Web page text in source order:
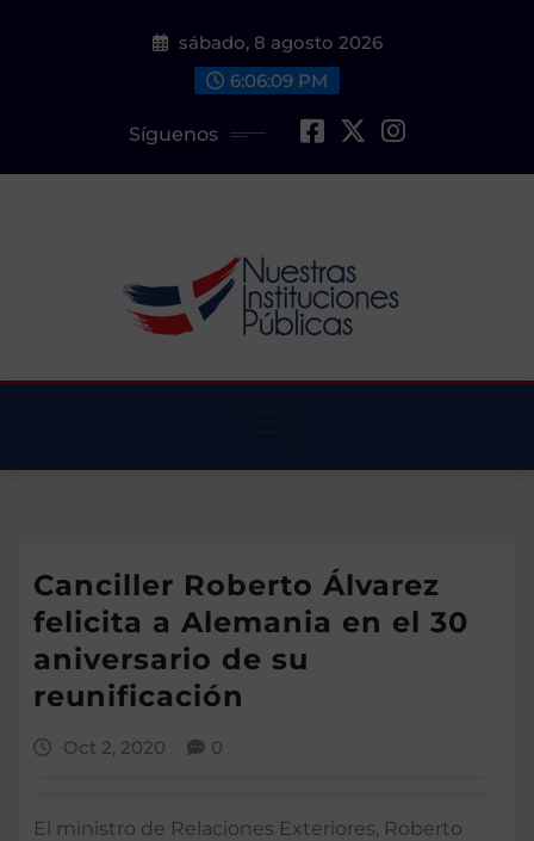
sábado, 8 agosto 2026
6:06:10 PM
Síguenos
Canciller Roberto Álvarez
felicita a Alemania en el 30
aniversario de su
reunificación
Oct 2, 2020 0
El ministro de Relaciones Exteriores, Roberto